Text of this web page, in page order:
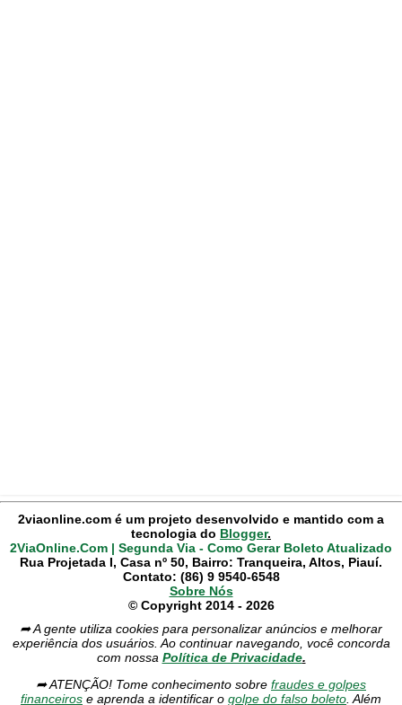
2viaonline.com é um projeto desenvolvido e mantido com a
tecnologia do Blogger.
2ViaOnline.Com | Segunda Via - Como Gerar Boleto Atualizado
Rua Projetada I, Casa nº 50, Bairro: Tranqueira, Altos, Piauí.
Contato: (86) 9 9540-6548
Sobre Nós
© Copyright 2014 - 2026
➦ A gente utiliza cookies para personalizar anúncios e melhorar
experiência dos usuários. Ao continuar navegando, você concorda
com nossa Política de Privacidade.
➦ ATENÇÃO! Tome conhecimento sobre fraudes e golpes
financeiros e aprenda a identificar o golpe do falso boleto . Além